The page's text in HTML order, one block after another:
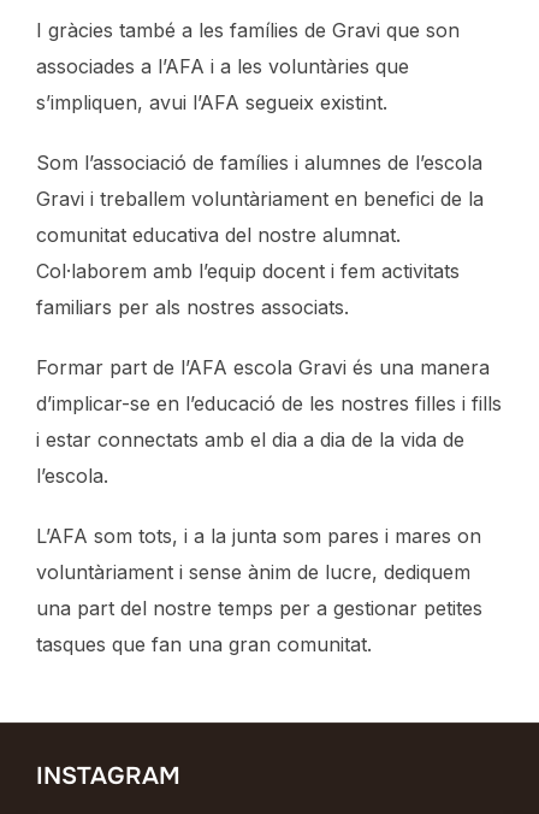
I gràcies també a les famílies de Gravi que son
associades a l’AFA i a les voluntàries que
s’impliquen, avui l’AFA segueix existint.
Som l’associació de famílies i alumnes de l’escola
Gravi i treballem voluntàriament en benefici de la
comunitat educativa del nostre alumnat.
Col·laborem amb l’equip docent i fem activitats
familiars per als nostres associats.
Formar part de l’AFA escola Gravi és una manera
d’implicar-se en l’educació de les nostres filles i fills
i estar connectats amb el dia a dia de la vida de
l’escola.
L’AFA som tots, i a la junta som pares i mares on
voluntàriament i sense ànim de lucre, dediquem
una part del nostre temps per a gestionar petites
tasques que fan una gran comunitat.
INSTAGRAM